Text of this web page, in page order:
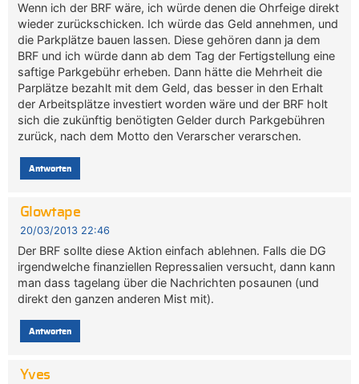
Wenn ich der BRF wäre, ich würde denen die Ohrfeige direkt
wieder zurückschicken. Ich würde das Geld annehmen, und
die Parkplätze bauen lassen. Diese gehören dann ja dem
BRF und ich würde dann ab dem Tag der Fertigstellung eine
saftige Parkgebühr erheben. Dann hätte die Mehrheit die
Parplätze bezahlt mit dem Geld, das besser in den Erhalt
der Arbeitsplätze investiert worden wäre und der BRF holt
sich die zukünftig benötigten Gelder durch Parkgebühren
zurück, nach dem Motto den Verarscher verarschen.
Antworten
Glowtape
20/03/2013 22:46
Der BRF sollte diese Aktion einfach ablehnen. Falls die DG
irgendwelche finanziellen Repressalien versucht, dann kann
man dass tagelang über die Nachrichten posaunen (und
direkt den ganzen anderen Mist mit).
Antworten
Yves